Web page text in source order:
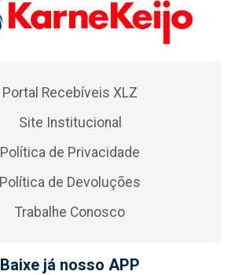
Portal Recebíveis XLZ
Site Institucional
Política de Privacidade
Política de Devoluções
Trabalhe Conosco
Baixe já nosso APP